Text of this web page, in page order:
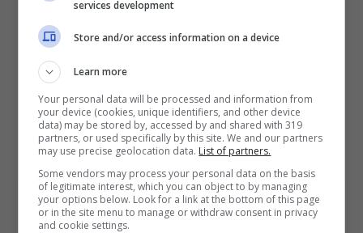
Il “clamoroso”
2 + GOL
mercoledì ore 01:00
services development
Store and/or access information on a device
Learn more
Your personal data will be processed and information from
your device (cookies, unique identifiers, and other device
data) may be stored by, accessed by and shared with 319
partners, or used specifically by this site. We and our partners
may use precise geolocation data. List of partners.
Some vendors may process your personal data on the basis
of legitimate interest, which you can object to by managing
your options below. Look for a link at the bottom of this page
or in the site menu to manage or withdraw consent in privacy
and cookie settings.